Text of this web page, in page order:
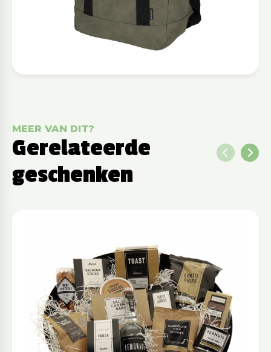
MEER VAN DIT?
Gerelateerde
geschenken